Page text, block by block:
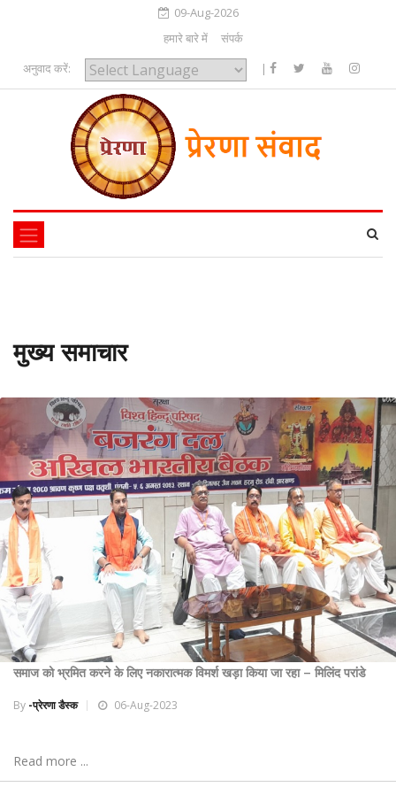
09-Aug-2026
हमारे बारे में
संपर्क
अनुवाद करें:
Powered by
|
मुख्य समाचार
समाज को भ्रमित करने के लिए नकारात्मक विमर्श खड़ा किया जा रहा – मिलिंद परांडे
By -प्रेरणा डैस्क 06-Aug-2023
Read more ...